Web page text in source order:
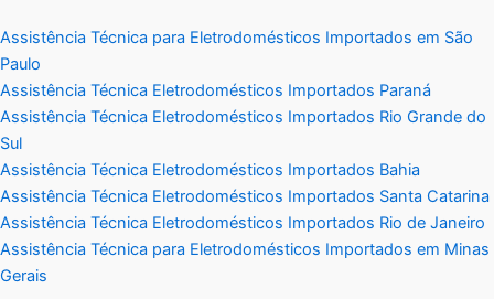
Assistência Técnica para Eletrodomésticos Importados em São
Paulo
Assistência Técnica Eletrodomésticos Importados Paraná
Assistência Técnica Eletrodomésticos Importados Rio Grande do
Sul
Assistência Técnica Eletrodomésticos Importados Bahia
Assistência Técnica Eletrodomésticos Importados Santa Catarina
Assistência Técnica Eletrodomésticos Importados Rio de Janeiro
Assistência Técnica para Eletrodomésticos Importados em Minas
Gerais